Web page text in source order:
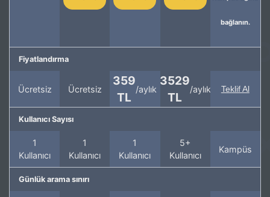
bağlanın.
Fiyatlandırma
Ücretsiz Ücretsiz
359
TL
/aylık
3529
TL
/aylık Teklif Al
Kullanıcı Sayısı
1
Kullanıcı
1
Kullanıcı
1
Kullanıcı
5+
Kullanıcı
Kampüs
Günlük arama sınırı